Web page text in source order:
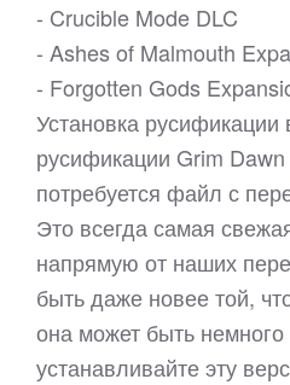
- Crucible Mode DLC
- Ashes of Malmouth
- Forgotten Gods
Установка
русификации Grim
потребуется файл с
Это всегда самая
напрямую от наших
быть даже новее той,
она может быть немного
устанавливайте эту